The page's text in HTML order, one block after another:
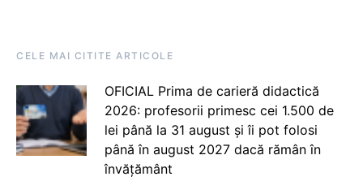
CELE MAI CITITE ARTICOLE
OFICIAL Prima de carieră didactică
2026: profesorii primesc cei 1.500 de
lei până la 31 august și îi pot folosi
până în august 2027 dacă rămân în
învățământ